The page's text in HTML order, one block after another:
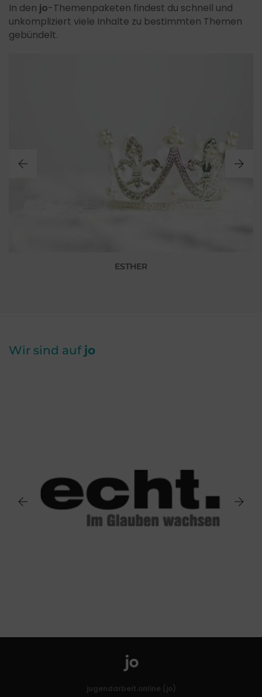
In den jo-Themenpaketen findest du schnell und
unkompliziert viele Inhalte zu bestimmten Themen
gebündelt.
ESTHER
Wir sind auf jo
jugendarbeit.online (jo)